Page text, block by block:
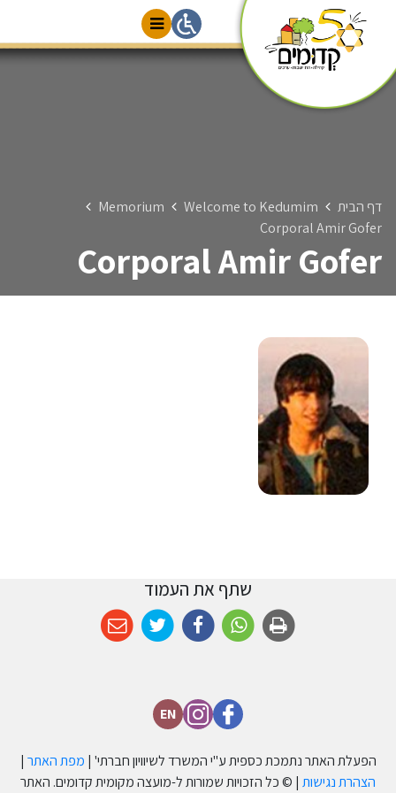
דף הבית Welcome to Kedumim
Memorium
Corporal Amir Gofer
Corporal Amir Gofer
שתף את העמוד
EN
הפעלת האתר נתמכת כספית ע''י המשרד לשיוויון חברתי' | מפת האתר |
הצהרת נגישות | © כל הזכויות שמורות ל-מועצה מקומית קדומים. האתר